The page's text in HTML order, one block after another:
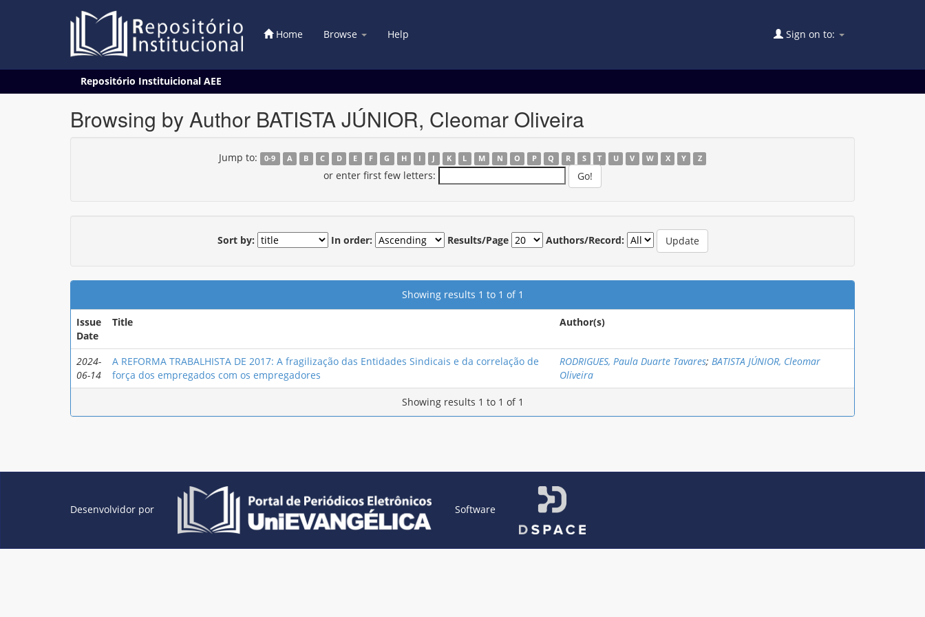
Home Browse Help Sign on to:
Repositório Instituicional AEE
Browsing by Author BATISTA JÚNIOR, Cleomar Oliveira
Jump to: 0-9 A B C D E F G H I J K L M N O P Q R S T U V W X Y Z
or enter first few letters:
Sort by: In order: Results/Page Authors/Record:
Showing results 1 to 1 of 1
Issue
Date
Title Author(s)
2024-
06-14
A REFORMA TRABALHISTA DE 2017: A fragilização das Entidades Sindicais e da correlação de
força dos empregados com os empregadores
RODRIGUES, Paula Duarte Tavares; BATISTA JÚNIOR, Cleomar
Oliveira
Showing results 1 to 1 of 1
Desenvolvidor por Software